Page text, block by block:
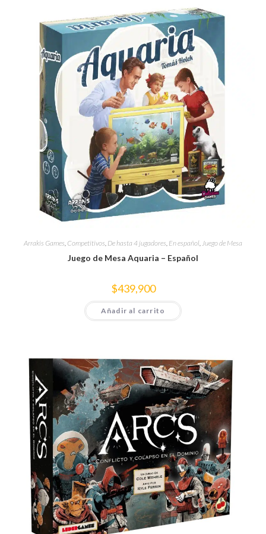
Arrakis Games Competitivos De hasta 4 jugadores En español Juego de Mesa
Juego de Mesa Aquaria – Español
$439,900
Añadir al carrito